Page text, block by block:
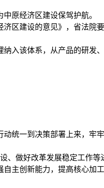
原经济区建设保驾护航。
区建设的意见》，省法院
入该体系，从产品的研
统一到决策部署上来，
、做好改革发展稳定工作
主创新能力，提高核心加